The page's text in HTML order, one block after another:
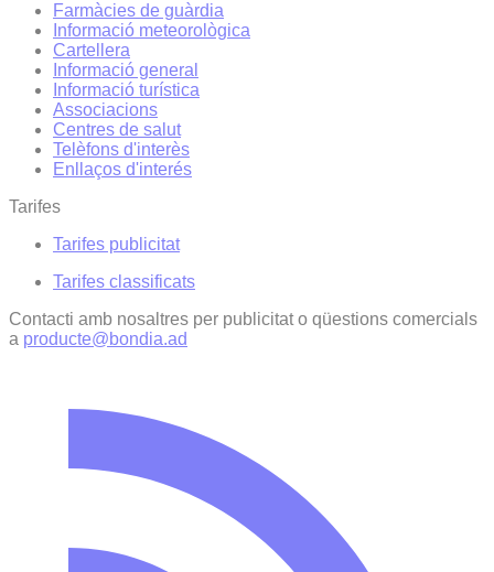
Farmàcies de guàrdia
Informació meteorològica
Cartellera
Informació general
Informació turística
Associacions
Centres de salut
Telèfons d'interès
Enllaços d'interés
Tarifes
Tarifes publicitat
Tarifes classificats
Contacti amb nosaltres per publicitat o qüestions comercials
a producte@bondia.ad